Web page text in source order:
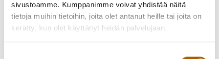
sivustoamme. Kumppanimme voivat yhdistää näitä
tietoja muihin tietoihin, joita olet antanut heille tai joita on
kerätty, kun olet käyttänyt heidän palvelujaan.